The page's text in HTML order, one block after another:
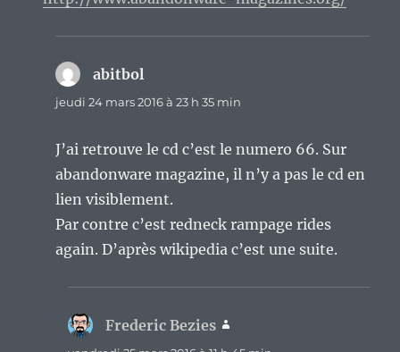
abitbol
jeudi 24 mars 2016 à 23 h 35 min
J’ai retrouve le cd c’est le numero 66. Sur
abandonware magazine, il n’y a pas le cd en
lien visiblement.
Par contre c’est redneck rampage rides
again. D’après wikipedia c’est une suite.
Frederic Bezies